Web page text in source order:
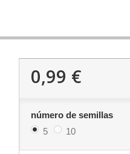
0,99 €
número de semillas
5
10